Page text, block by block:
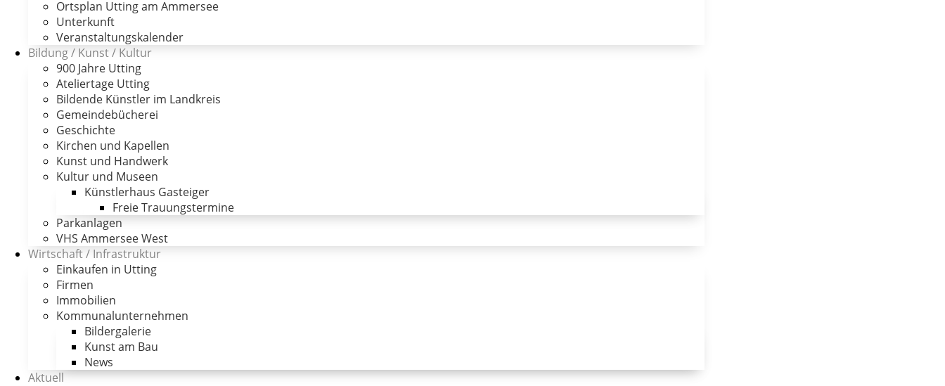
Ortsplan Utting am Ammersee
Unterkunft
Veranstaltungskalender
Bildung / Kunst / Kultur
900 Jahre Utting
Ateliertage Utting
Bildende Künstler im Landkreis
Gemeindebücherei
Geschichte
Kirchen und Kapellen
Kunst und Handwerk
Kultur und Museen
Künstlerhaus Gasteiger
Freie Trauungstermine
Parkanlagen
VHS Ammersee West
Wirtschaft / Infrastruktur
Einkaufen in Utting
Firmen
Immobilien
Kommunalunternehmen
Bildergalerie
Kunst am Bau
News
Aktuell